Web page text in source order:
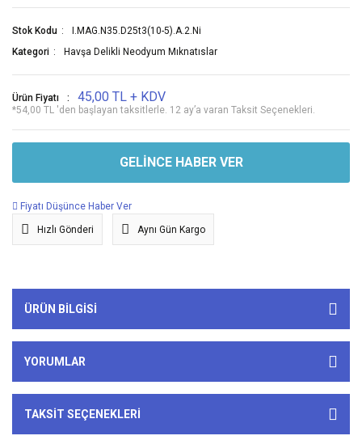
Stok Kodu
I.MAG.N35.D25t3(10-5).A.2.Ni
Kategori
Havşa Delikli Neodyum Mıknatıslar
Ürün Fiyatı 45,00 TL + KDV
*54,00 TL 'den başlayan taksitlerle. 12 ay’a varan Taksit Seçenekleri.
GELİNCE HABER VER
Fiyatı Düşünce Haber Ver
Hızlı Gönderi Aynı Gün Kargo
ÜRÜN BILGISI
YORUMLAR
TAKSIT SEÇENEKLERI